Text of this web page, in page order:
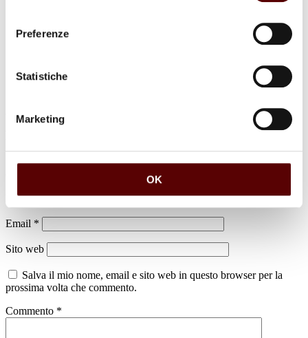
Preferenze
Statistiche
Marketing
OK
Il tuo indirizzo email non sarà pubblicato. I campi obbligatori sono
Nome*
Email *
Sito web
Salva il mio nome, email e sito web in questo browser per la
prossima volta che commento.
Commento *